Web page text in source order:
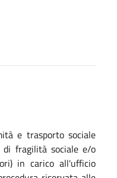
e trasporto sociale
fragilità sociale e/o
in carico all'ufficio